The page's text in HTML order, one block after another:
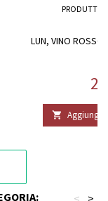
LUN, VINO ROSSO
 Aggiungi
>
<